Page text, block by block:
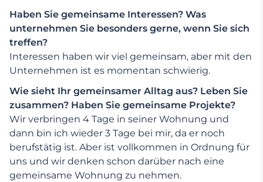
Haben Sie gemeinsame Interessen? Was
unternehmen Sie besonders gerne, wenn Sie sich
treffen?
Interessen haben wir viel gemeinsam, aber mit den
Unternehmen ist es momentan schwierig.
Wie sieht Ihr gemeinsamer Alltag aus? Leben Sie
zusammen? Haben Sie gemeinsame Projekte?
Wir verbringen 4 Tage in seiner Wohnung und
dann bin ich wieder 3 Tage bei mir, da er noch
berufstätig ist. Aber ist vollkommen in Ordnung für
uns und wir denken schon darüber nach eine
gemeinsame Wohnung zu nehmen.